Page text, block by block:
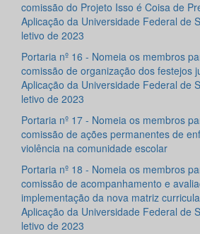
comissão do Projeto Isso é Coisa de
Aplicação da Universidade Federal de
letivo de 2023
Portaria nº 16 - Nomeia os membros
comissão de organização dos festejos
Aplicação da Universidade Federal de
letivo de 2023
Portaria nº 17 - Nomeia os membros
comissão de ações permanentes de
violência na comunidade escolar
Portaria nº 18 - Nomeia os membros
comissão de acompanhamento e
implementação da nova matriz
Aplicação da Universidade Federal de
letivo de 2023